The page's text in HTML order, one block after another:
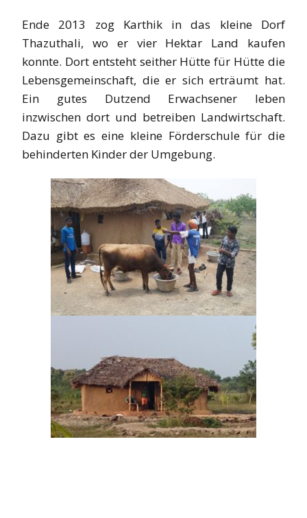
Ende 2013 zog Karthik in das kleine Dorf
Thazuthali, wo er vier Hektar Land kaufen
konnte. Dort entsteht seither Hütte für Hütte die
Lebensgemeinschaft, die er sich erträumt hat.
Ein gutes Dutzend Erwachsener leben
inzwischen dort und betreiben Landwirtschaft.
Dazu gibt es eine kleine Förderschule für die
behinderten Kinder der Umgebung.